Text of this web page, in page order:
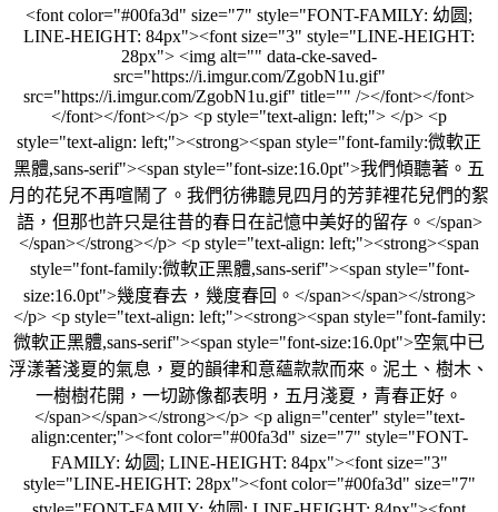
<font color="#00fa3d" size="7" style="FONT-FAMILY: 幼圆;
LINE-HEIGHT: 84px"><font size="3" style="LINE-HEIGHT:
28px"> <img alt="" data-cke-saved-
src="https://i.imgur.com/ZgobN1u.gif"
src="https://i.imgur.com/ZgobN1u.gif" title="" /></font></font>
</font></font></p> <p style="text-align: left;"> </p> <p
style="text-align: left;"><strong><span style="font-family:微軟正
黑體,sans-serif"><span style="font-size:16.0pt">我們傾聽著。五
月的花兒不再喧鬧了。我們彷彿聽見四月的芳菲裡花兒們的絮
語，但那也許只是往昔的春日在記憶中美好的留存。</span>
</span></strong></p> <p style="text-align: left;"><strong><span
style="font-family:微軟正黑體,sans-serif"><span style="font-
size:16.0pt">幾度春去，幾度春回。</span></span></strong>
</p> <p style="text-align: left;"><strong><span style="font-family:
微軟正黑體,sans-serif"><span style="font-size:16.0pt">空氣中已
浮漾著淺夏的氣息，夏的韻律和意蘊款款而來。泥土、樹木、
一樹樹花開，一切跡像都表明，五月淺夏，青春正好。
</span></span></strong></p> <p align="center" style="text-
align:center;"><font color="#00fa3d" size="7" style="FONT-
FAMILY: 幼圆; LINE-HEIGHT: 84px"><font size="3"
style="LINE-HEIGHT: 28px"><font color="#00fa3d" size="7"